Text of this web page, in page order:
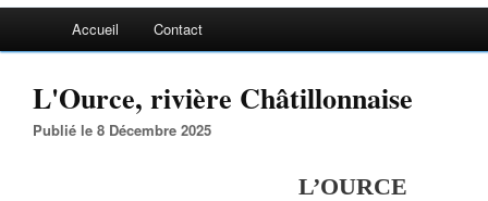
Accueil Contact
L'Ource, rivière Châtillonnaise
Publié le 8 Décembre 2025
L’OURCE